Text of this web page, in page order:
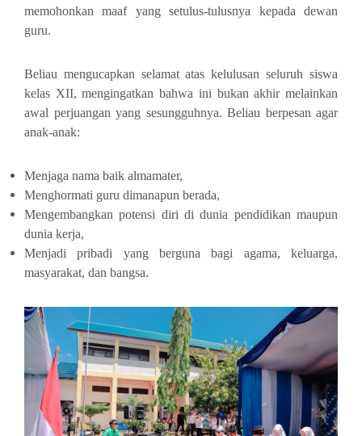
memohonkan maaf yang setulus-tulusnya kepada dewan
guru.
Beliau mengucapkan selamat atas kelulusan seluruh siswa
kelas XII, mengingatkan bahwa ini bukan akhir melainkan
awal perjuangan yang sesungguhnya. Beliau berpesan agar
anak-anak:
Menjaga nama baik almamater,
Menghormati guru dimanapun berada,
Mengembangkan potensi diri di dunia pendidikan maupun
dunia kerja,
Menjadi pribadi yang berguna bagi agama, keluarga,
masyarakat, dan bangsa.